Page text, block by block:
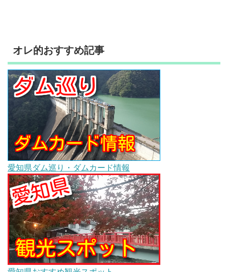
オレ的おすすめ記事
愛知県ダム巡り・ダムカード情報